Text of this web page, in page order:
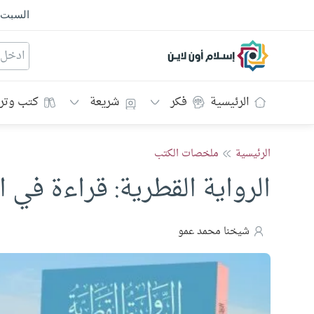
السبت
إسلام أون لاين
الرئيسية فكر شريعة كتب
الرئيسية ملخصات الكتب
الرواية القطرية: قراءة
شيخنا محمد عمو